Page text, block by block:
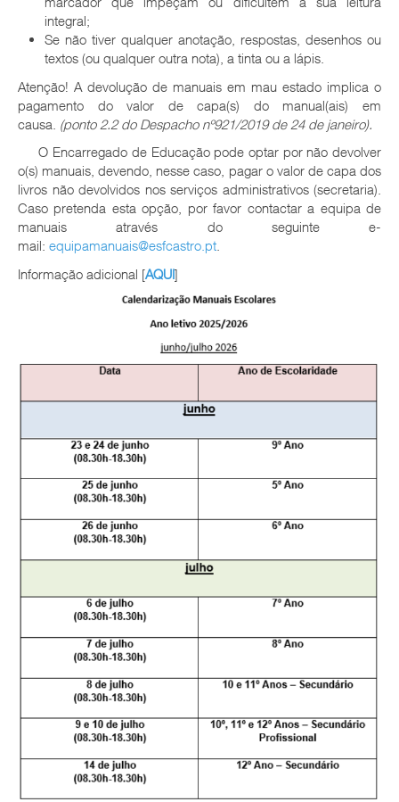
integral;
Se não tiver qualquer anotação, respostas, desenhos ou
textos (ou qualquer outra nota), a tinta ou a lápis.
Atenção! A devolução de manuais em mau estado implica o
pagamento do valor de capa(s) do manual(ais) em
causa. (ponto 2.2 do Despacho nº921/2019 de 24 de janeiro).
O Encarregado de Educação pode optar por não devolver
o(s) manuais, devendo, nesse caso, pagar o valor de capa dos
livros não devolvidos nos serviços administrativos (secretaria).
Caso pretenda esta opção, por favor contactar a equipa de
manuais através do seguinte e-
mail: equipamanuais@esfcastro.pt
Informação adicional [AQUI]